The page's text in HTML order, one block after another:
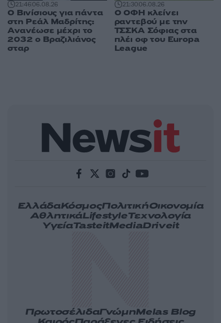
21:4606.08.26
Ο Βινίσιους για πάντα
στη Ρεάλ Μαδρίτης:
Ανανέωσε μέχρι το
2032 ο Βραζιλιάνος
σταρ
21:3006.08.26
Ο ΟΦΗ κλείνει
ραντεβού με την
ΤΣΣΚΑ Σόφιας στα
πλέι οφ του Europa
League
ΕλλάδαΚόσμοςΠολιτικήΟικονομία
ΑθλητικάLifestyleΤεχνολογία
ΥγείαTasteitMediaDriveit
ΠρωτοσέλιδαΓνώμηMelas Blog